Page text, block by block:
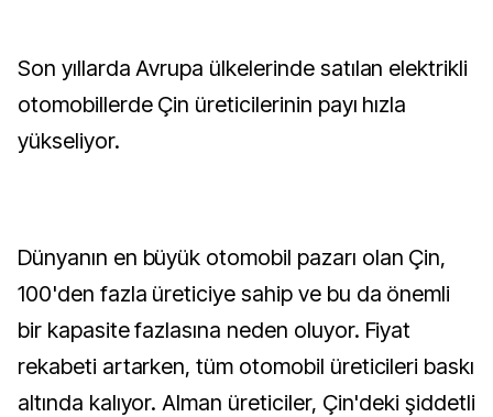
Son yıllarda Avrupa ülkelerinde satılan elektrikli
otomobillerde Çin üreticilerinin payı hızla
yükseliyor.
Dünyanın en büyük otomobil pazarı olan Çin,
100'den fazla üreticiye sahip ve bu da önemli
bir kapasite fazlasına neden oluyor. Fiyat
rekabeti artarken, tüm otomobil üreticileri baskı
altında kalıyor. Alman üreticiler, Çin'deki şiddetli